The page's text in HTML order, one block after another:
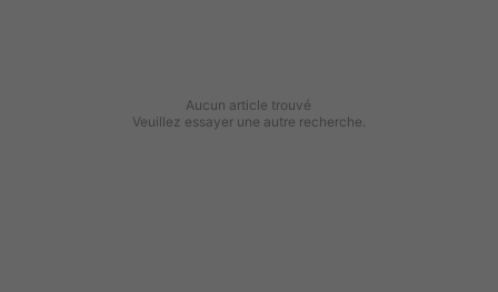
Aucun article trouvé
Veuillez essayer une autre recherche.